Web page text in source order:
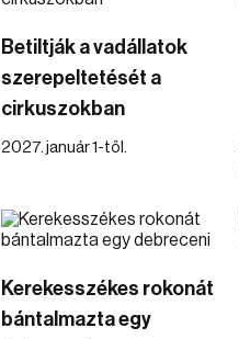
Betiltják a vadállatok
szerepeltetését a
cirkuszokban
2027. január 1-től.
Kerekesszékes rokonát
bántalmazta egy